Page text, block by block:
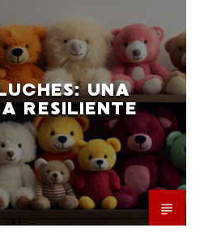
UNA
RESILIENTE